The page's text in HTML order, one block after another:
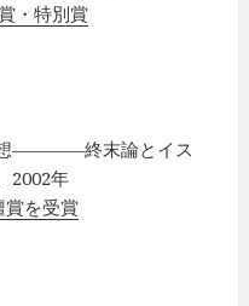
・特別賞
想————終末論とイス
2002年
賞を受賞